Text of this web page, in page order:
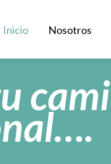
Inicio Nosotros